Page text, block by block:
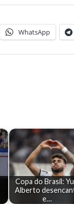
WhatsApp
Copa do Brasil:
Alberto
e…